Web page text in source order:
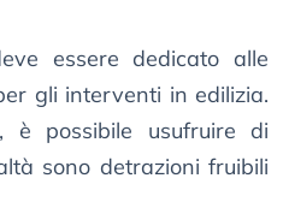
essere dedicato alle
gli interventi in edilizia.
è possibile usufruire di
sono detrazioni fruibili